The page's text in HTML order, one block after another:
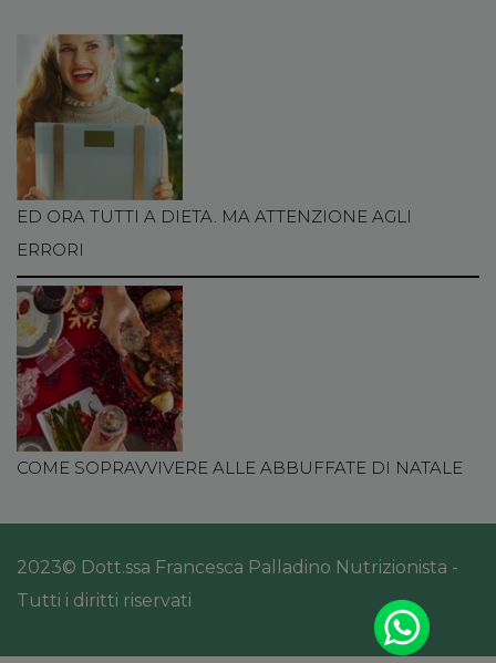
ED ORA TUTTI A DIETA. MA ATTENZIONE AGLI
ERRORI
COME SOPRAVVIVERE ALLE ABBUFFATE DI NATALE
2023© Dott.ssa Francesca Palladino Nutrizionista -
Tutti i diritti riservati